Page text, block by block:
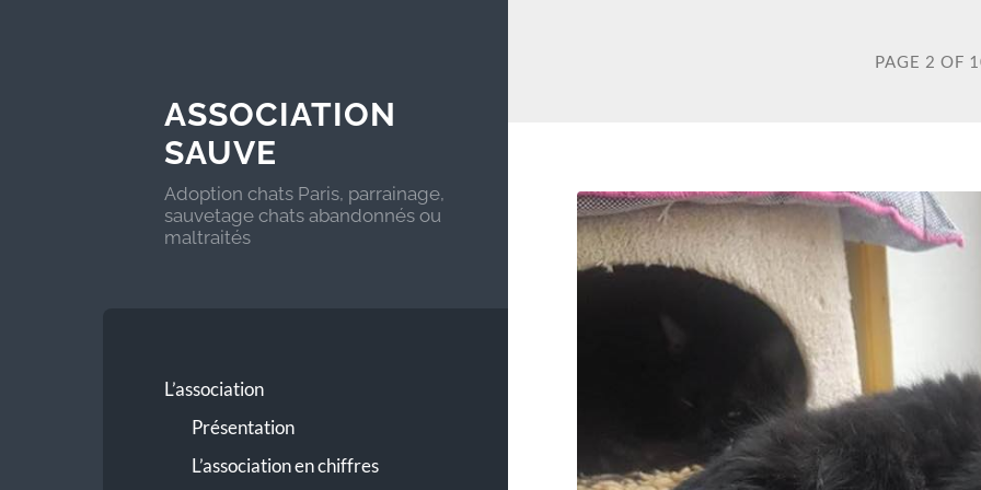
ASSOCIATION
SAUVE
Adoption chats Paris, parrainage,
sauvetage chats abandonnés ou
maltraités
L’association
Présentation
L’association en chiffres
PAGE 2 OF